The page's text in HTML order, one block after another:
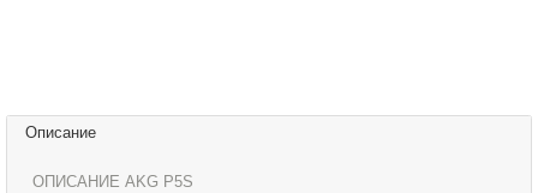
Описание
ОПИСАНИЕ AKG P5S